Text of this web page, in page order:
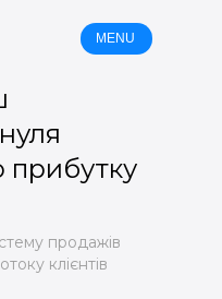
MENU
прибутку
продажів
клієнтів